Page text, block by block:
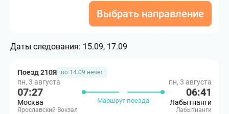
Выбрать направление
Даты следования: 15.09, 17.09
Поезд 210Я по 14.09 нечет
пн, 3 августа
07:27
Москва
Ярославский Вокзал
Маршрут поезда
пн, 3 августа
06:41
Лабытнанги
Лабытнанги